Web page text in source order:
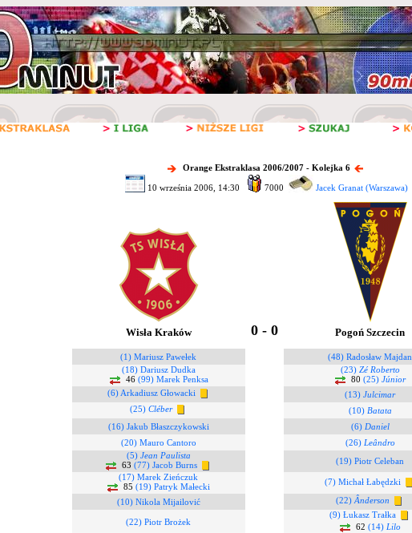
Orange Ekstraklasa 2006/2007 - Kolejka 6
10 września 2006, 14:30 7000 Jacek Granat (Warszawa)
Wisła Kraków 0 - 0 Pogoń Szczecin
(1) Mariusz Pawełek
(48) Radosław Majdan
(18) Dariusz Dudka
46 (99) Marek Penksa
(23) Zé Roberto
80 (25) Júnior
(6) Arkadiusz Głowacki
(13) Julcimar
(25) Cléber (10) Batata
(16) Jakub Błaszczykowski
(6) Daniel
(20) Mauro Cantoro
(26) Leândro
(5) Jean Paulista
63 (77) Jacob Burns
(19) Piotr Celeban
(17) Marek Zieńczuk
85 (19) Patryk Małecki (7) Michał Łabędzki
(10) Nikola Mijailović (22) Ânderson
(22) Piotr Brożek
(9) Łukasz Trałka
62 (14) Lilo